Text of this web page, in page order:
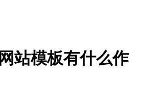
站模板有什么作